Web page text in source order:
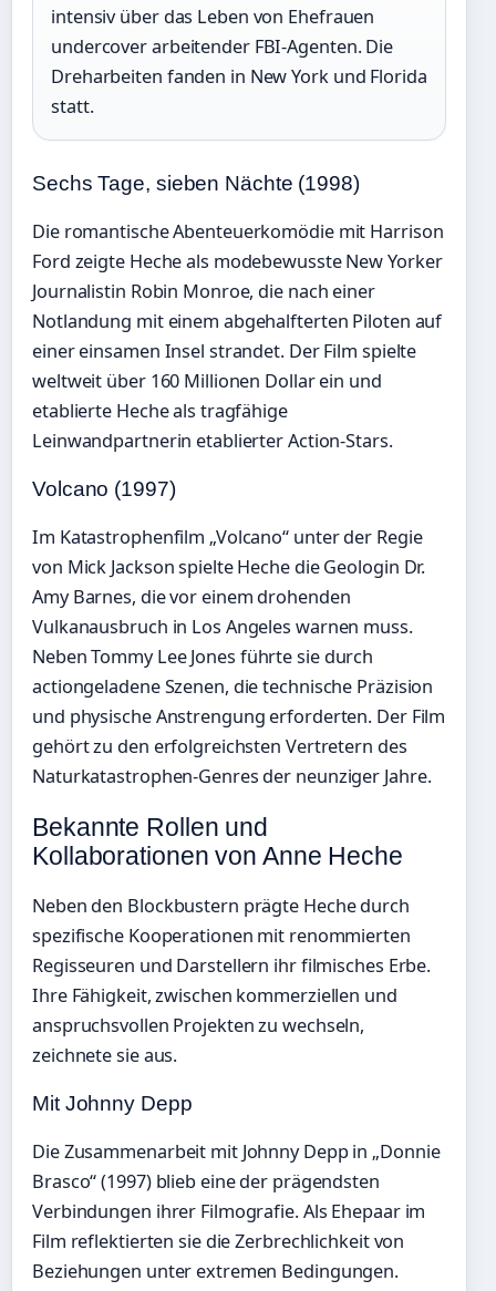
intensiv über das Leben von Ehefrauen
undercover arbeitender FBI-Agenten. Die
Dreharbeiten fanden in New York und Florida
statt.
Sechs Tage, sieben Nächte (1998)
Die romantische Abenteuerkomödie mit Harrison
Ford zeigte Heche als modebewusste New Yorker
Journalistin Robin Monroe, die nach einer
Notlandung mit einem abgehalfterten Piloten auf
einer einsamen Insel strandet. Der Film spielte
weltweit über 160 Millionen Dollar ein und
etablierte Heche als tragfähige
Leinwandpartnerin etablierter Action-Stars.
Volcano (1997)
Im Katastrophenfilm „Volcano“ unter der Regie
von Mick Jackson spielte Heche die Geologin Dr.
Amy Barnes, die vor einem drohenden
Vulkanausbruch in Los Angeles warnen muss.
Neben Tommy Lee Jones führte sie durch
actiongeladene Szenen, die technische Präzision
und physische Anstrengung erforderten. Der Film
gehört zu den erfolgreichsten Vertretern des
Naturkatastrophen-Genres der neunziger Jahre.
Bekannte Rollen und
Kollaborationen von Anne Heche
Neben den Blockbustern prägte Heche durch
spezifische Kooperationen mit renommierten
Regisseuren und Darstellern ihr filmisches Erbe.
Ihre Fähigkeit, zwischen kommerziellen und
anspruchsvollen Projekten zu wechseln,
zeichnete sie aus.
Mit Johnny Depp
Die Zusammenarbeit mit Johnny Depp in „Donnie
Brasco“ (1997) blieb eine der prägendsten
Verbindungen ihrer Filmografie. Als Ehepaar im
Film reflektierten sie die Zerbrechlichkeit von
Beziehungen unter extremen Bedingungen.